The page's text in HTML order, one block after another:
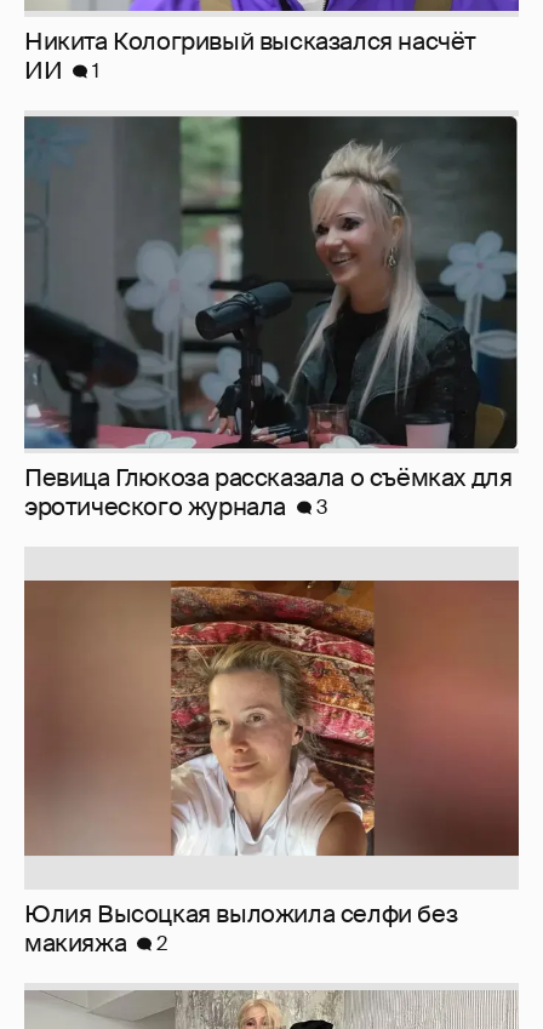
Певица Глюкоза рассказала о съёмках для
эротического журнала
3
Юлия Высоцкая выложила селфи без